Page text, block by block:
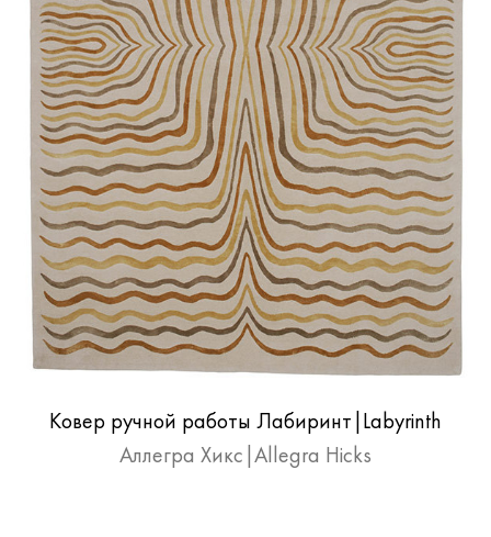
Ковер ручной работы Лабиринт|Labyrinth
Аллегра Хикс|Allegra Hicks